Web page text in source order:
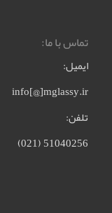
تماس با ما:
ایمیل:
info[@]mglassy.ir
تلفن:
51040256 (021)